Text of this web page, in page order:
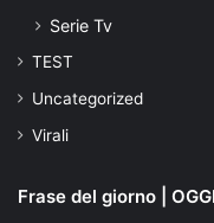
Serie Tv
TEST
Uncategorized
Virali
Frase del giorno |